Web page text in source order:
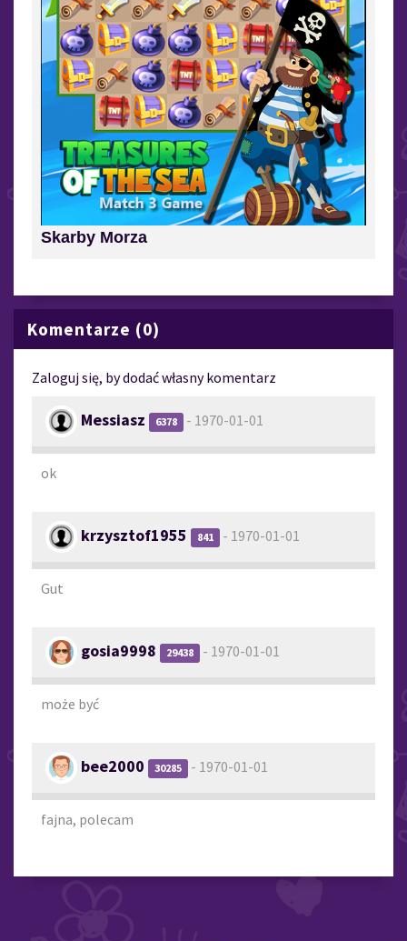
Skarby Morza
Komentarze (0)
Zaloguj się, by dodać własny komentarz
Messiasz 6378 - 1970-01-01
ok
krzysztof1955 841 - 1970-01-01
Gut
gosia9998 29438 - 1970-01-01
może być
bee2000 30285 - 1970-01-01
fajna, polecam